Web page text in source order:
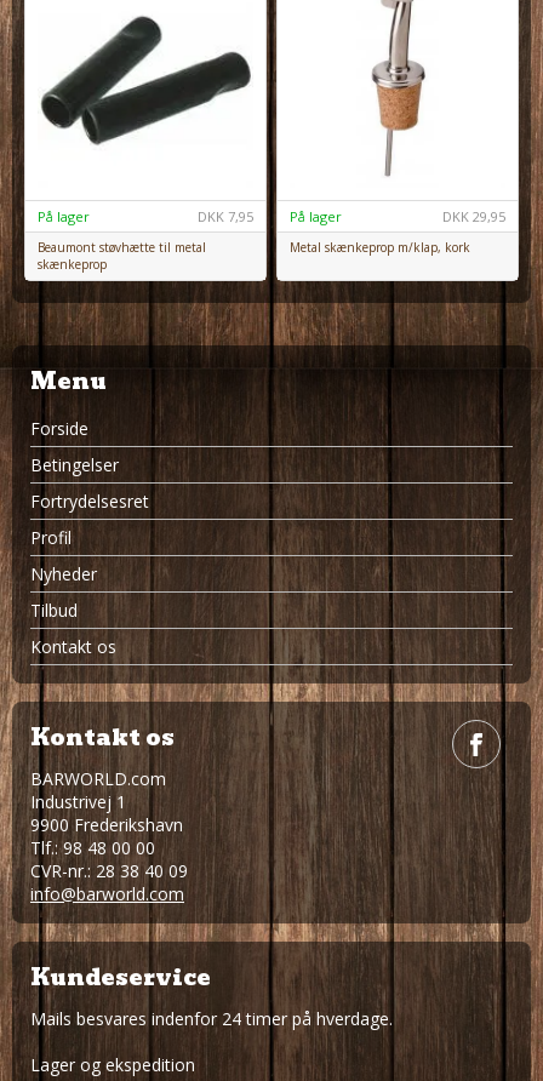
DKK 7,95
På lager
Beaumont støvhætte til metal
skænkeprop
DKK 29,95
På lager
Metal skænkeprop m/klap, kork
Menu
Forside
Betingelser
Fortrydelsesret
Profil
Nyheder
Tilbud
Kontakt os
Kontakt os
BARWORLD.com
Industrivej 1
9900 Frederikshavn
Tlf.: 98 48 00 00
CVR-nr.: 28 38 40 09
info@barworld.com
Kundeservice
Mails besvares indenfor 24 timer på hverdage.
Lager og ekspedition